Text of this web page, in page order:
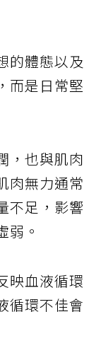
的體態以及
而是日常堅
，也與肌肉
肉無力通常
不足，影響
弱。
映血液循環
循環不佳會